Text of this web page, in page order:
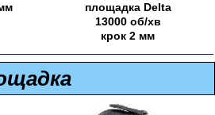
площадка Delta
13000 об/хв
крок 2 мм